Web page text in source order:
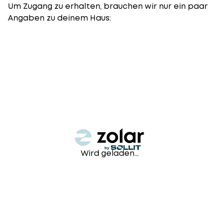
Um Zugang zu erhalten, brauchen wir nur ein paar
Angaben zu deinem Haus:
Wird geladen...